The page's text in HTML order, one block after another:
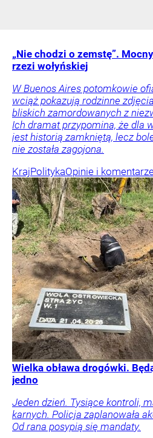
„Nie chodzi o zemstę”.
rzezi wołyńskiej
W Buenos Aires potomkowie
wciąż pokazują rodzinne
bliskich zamordowanych z
Ich dramat przypomina, że dla
jest historią zamkniętą, lecz
nie została zagojona.
KrajPolitykaOpinie i
Wielka obława drogówki.
jedno
Jeden dzień. Tysiące kontroli,
karnych. Policja zaplanowała
Od rana posypią się mandaty.